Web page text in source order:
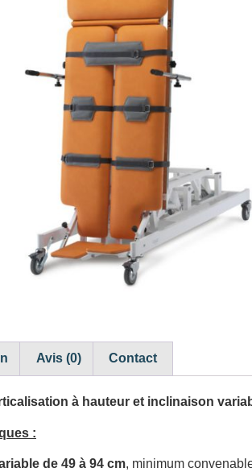
Avis (0) Contact
à hauteur et inclinaison
:
de 49 à 94 cm, minimum